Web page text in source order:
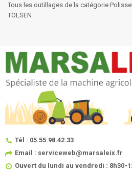
Tous les outillages de la catégorie
TOLSEN
Tél : 05.55.98.42.33
Email : serviceweb@marsaleix.fr
Ouvert du lundi au vendredi : 8h30-